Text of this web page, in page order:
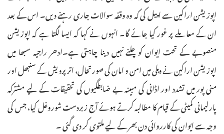
اپوزیشن اراکین سے اپیل کی کہ وہ وقفہ سوالات جاری رہنے دیں۔ اس کے بعد
ان کے معاملے پر غور کیا جائے گا۔ انہوں نے کہا کہ ایسا لگتا ہے کہ اپوزیشن
منصوبے کے تحت ایوان کو چلنے نہیں دینا چاہتی ہے۔ادھر راجیہ سبھا میں
اپوزیشن اراکین نے دہلی میں امن و امان کی صورتحال، اتر پردیش کے سنبھل اور
منی پور میں تشدد اور اڈانی کی مبینہ بے ضابطگیوں کی تحقیقات کے لیے مشترکہ
پارلیمانی کمیٹی کے قیام کا مطالبہ کرتے ہوئے آج زبردست شوروغل کیا، جس کی
وجہ سے ایوان کی کارروائی دن بھر کے لیے ملتوی کر دی گئی ۔